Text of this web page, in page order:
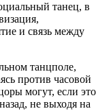
танец, в
и связь между
танцполе,
против часовой
могут, если это
не выходя на